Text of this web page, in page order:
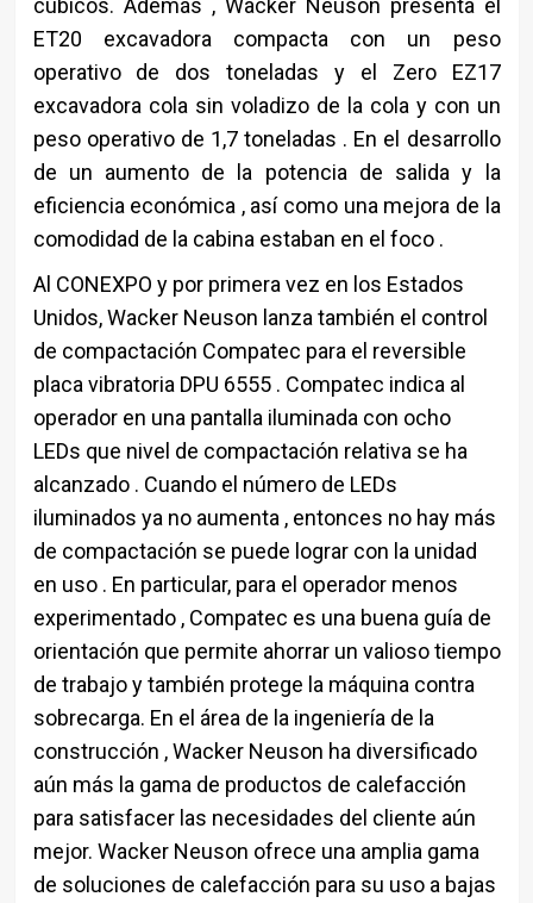
cúbicos. Además , Wacker Neuson presenta el
ET20 excavadora compacta con un peso
operativo de dos toneladas y el Zero EZ17
excavadora cola sin voladizo de la cola y con un
peso operativo de 1,7 toneladas . En el desarrollo
de un aumento de la potencia de salida y la
eficiencia económica , así como una mejora de la
comodidad de la cabina estaban en el foco .
Al CONEXPO y por primera vez en los Estados
Unidos, Wacker Neuson lanza también el control
de compactación Compatec para el reversible
placa vibratoria DPU 6555 . Compatec indica al
operador en una pantalla iluminada con ocho
LEDs que nivel de compactación relativa se ha
alcanzado . Cuando el número de LEDs
iluminados ya no aumenta , entonces no hay más
de compactación se puede lograr con la unidad
en uso . En particular, para el operador menos
experimentado , Compatec es una buena guía de
orientación que permite ahorrar un valioso tiempo
de trabajo y también protege la máquina contra
sobrecarga. En el área de la ingeniería de la
construcción , Wacker Neuson ha diversificado
aún más la gama de productos de calefacción
para satisfacer las necesidades del cliente aún
mejor. Wacker Neuson ofrece una amplia gama
de soluciones de calefacción para su uso a bajas